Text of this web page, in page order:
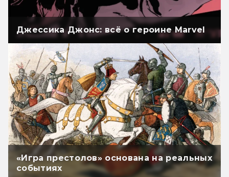
Джессика Джонс: всё о героине Marvel
«Игра престолов» основана на реальных
событиях